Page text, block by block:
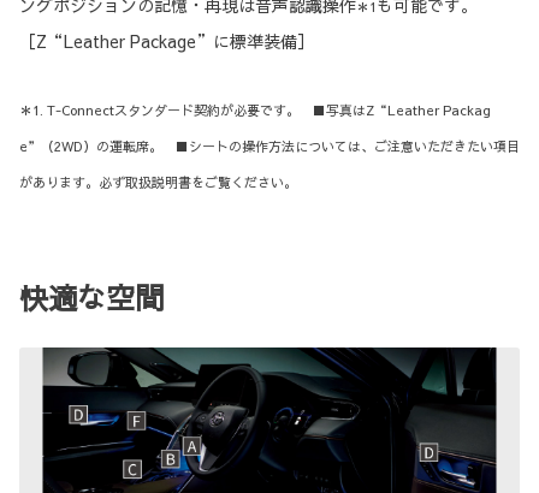
ングポジションの記憶・再現は音声認識操作＊1 も可能です。
［Z“Leather Package”に標準装備］
＊1. T-Connectスタンダード契約が必要です。 ■写真はZ“Leather Packag
e”（2WD）の運転席。 ■シートの操作方法については、ご注意いただきたい項目
があります。必ず取扱説明書をご覧ください。
快適な空間